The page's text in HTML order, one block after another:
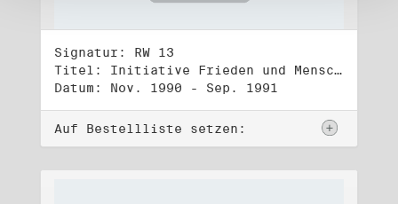
Signatur: RW 13
Titel: Initiative Frieden und Menschenrechte (3)
Datum: Nov. 1990 - Sep. 1991
Auf Bestellliste setzen: